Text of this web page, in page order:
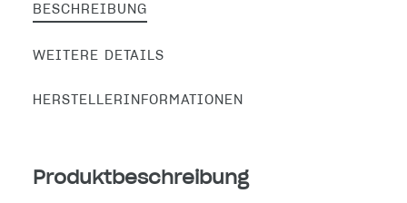
BESCHREIBUNG
WEITERE DETAILS
HERSTELLERINFORMATIONEN
Produktbeschreibung